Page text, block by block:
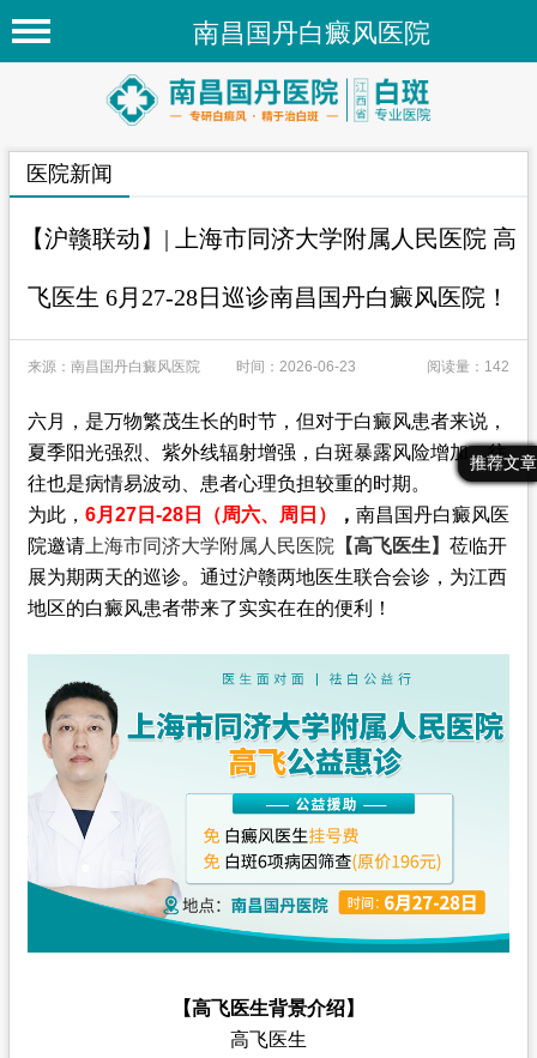
南昌国丹白癜风医院
首页
医院新闻
专家团队
先进技术
白癜风常识
白癜风人群
白癜风部位
在线问诊
最新文章
热门文章
推荐文章
医院新闻
【沪赣联动】| 上海市同济大学附属人民医院 高
飞医生 6月27-28日巡诊南昌国丹白癜风医院！
来源：南昌国丹白癜风医院 时间：2026-06-23 阅读量：142
六月，是万物繁茂生长的时节，但对于白癜风患者来说，
夏季阳光强烈、紫外线辐射增强，白斑暴露风险增加，往
往也是病情易波动、患者心理负担较重的时期。
为此， 6月27日-28日（周六、周日） ， 南昌国丹白癜风医
院邀请上海市同济大学附属人民医院 【高飞医生】 莅临开
展为期两天的巡诊。通过沪赣两地医生联合会诊，为江西
地区的白癜风患者带来了实实在在的便利！
【高飞医生背景介绍】
高飞医生